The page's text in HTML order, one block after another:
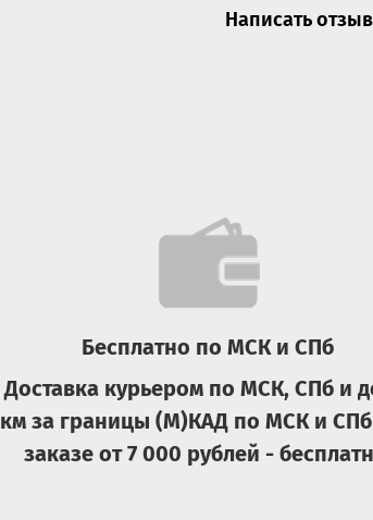
Написать отзыв
Бесплатно по МСК и СПб
Доставка курьером по МСК, СПб и
км за границы (М)КАД по МСК и
заказе от 7 000 рублей -